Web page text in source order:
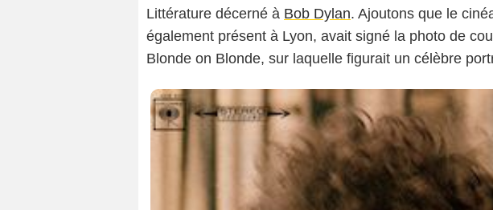
Littérature décerné à Bob Dylan. Ajoutons que le
également présent à Lyon, avait signé la photo de
Blonde on Blonde, sur laquelle figurait un célèbre